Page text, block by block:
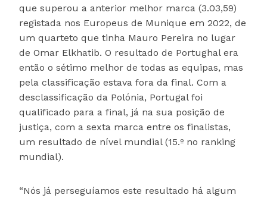
que superou a anterior melhor marca (3.03,59)
registada nos Europeus de Munique em 2022, de
um quarteto que tinha Mauro Pereira no lugar
de Omar Elkhatib. O resultado de Portughal era
então o sétimo melhor de todas as equipas, mas
pela classificação estava fora da final. Com a
desclassificação da Polónia, Portugal foi
qualificado para a final, já na sua posição de
justiça, com a sexta marca entre os finalistas,
um resultado de nível mundial (15.º no ranking
mundial).
“Nós já perseguíamos este resultado há algum